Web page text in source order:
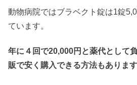
動物病院ではブラベクト錠は1錠
ています。
年に４回で20,000円と薬代として
販で安く購入できる方法もあります